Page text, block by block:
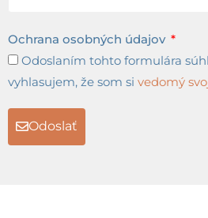
Ochrana osobných údajov
Odoslaním tohto formulára
vyhlasujem, že som si vedomý
Odoslať